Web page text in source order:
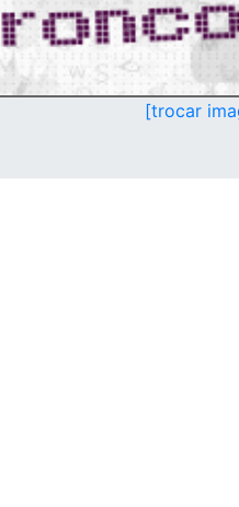
[trocar